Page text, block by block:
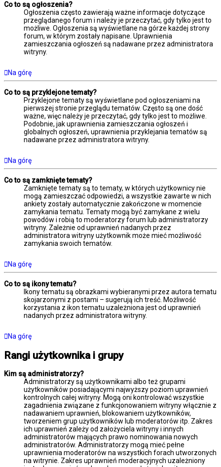
Co to są ogłoszenia?
Ogłoszenia często zawierają ważne informacje dotyczące
przeglądanego forum i należy je przeczytać, gdy tylko jest to
możliwe. Ogłoszenia są wyświetlane na górze każdej strony
forum, w którym zostały napisane. Uprawnienia
zamieszczania ogłoszeń są nadawane przez administratora
witryny.
Na górę
Co to są przyklejone tematy?
Przyklejone tematy są wyświetlane pod ogłoszeniami na
pierwszej stronie przeglądu tematów. Często są one dość
ważne, więc należy je przeczytać, gdy tylko jest to możliwe.
Podobnie, jak uprawnienia zamieszczania ogłoszeń i
globalnych ogłoszeń, uprawnienia przyklejania tematów są
nadawane przez administratora witryny.
Na górę
Co to są zamknięte tematy?
Zamknięte tematy są to tematy, w których użytkownicy nie
mogą zamieszczać odpowiedzi, a wszystkie zawarte w nich
ankiety zostały automatycznie zakończone w momencie
zamykania tematu. Tematy mogą być zamykane z wielu
powodów i robią to moderatorzy forum lub administratorzy
witryny. Zależnie od uprawnień nadanych przez
administratora witryny użytkownik może mieć możliwość
zamykania swoich tematów.
Na górę
Co to są ikony tematu?
Ikony tematu są obrazkami wybieranymi przez autora tematu
skojarzonymi z postami – sugerują ich treść. Możliwość
korzystania z ikon tematu uzależniona jest od uprawnień
nadanych przez administratora witryny.
Na górę
Rangi użytkownika i grupy
Kim są administratorzy?
Administratorzy są użytkownikami albo też grupami
użytkowników posiadającymi najwyższy poziom uprawnień
kontrolnych całej witryny. Mogą oni kontrolować wszystkie
zagadnienia związane z funkcjonowaniem witryny włącznie z
nadawaniem uprawnień, blokowaniem użytkowników,
tworzeniem grup użytkowników lub moderatorów itp. Zakres
ich uprawnień zależy od założyciela witryny i innych
administratorów mających prawo nominowania nowych
administratorów. Administratorzy mogą mieć pełne
uprawnienia moderatorów na wszystkich forach utworzonych
na witrynie. Zakres uprawnień moderacyjnych uzależniony